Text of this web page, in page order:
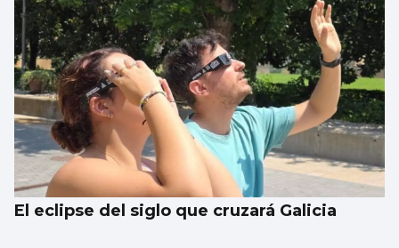
El eclipse del siglo que cruzará Galicia